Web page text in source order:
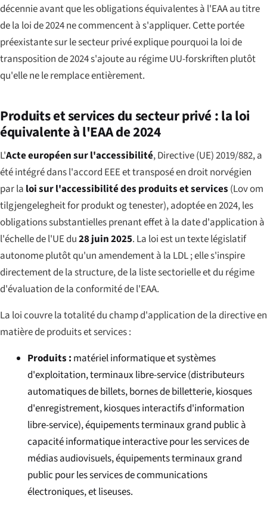
décennie avant que les obligations équivalentes à l'EAA au titre
de la loi de 2024 ne commencent à s'appliquer. Cette portée
préexistante sur le secteur privé explique pourquoi la loi de
transposition de 2024 s'ajoute au régime UU-forskriften plutôt
qu'elle ne le remplace entièrement.
Produits et services du secteur privé : la loi
équivalente à l'EAA de 2024
L'Acte européen sur l'accessibilité, Directive (UE) 2019/882, a
été intégré dans l'accord EEE et transposé en droit norvégien
par la loi sur l'accessibilité des produits et services (Lov om
tilgjengelegheit for produkt og tenester), adoptée en 2024, les
obligations substantielles prenant effet à la date d'application à
l'échelle de l'UE du28 juin 2025. La loi est un texte législatif
autonome plutôt qu'un amendement à la LDL ; elle s'inspire
directement de la structure, de la liste sectorielle et du régime
d'évaluation de la conformité de l'EAA.
La loi couvre la totalité du champ d'application de la directive en
matière de produits et services :
Produits : matériel informatique et systèmes
d'exploitation, terminaux libre-service (distributeurs
automatiques de billets, bornes de billetterie, kiosques
d'enregistrement, kiosques interactifs d'information
libre-service), équipements terminaux grand public à
capacité informatique interactive pour les services de
médias audiovisuels, équipements terminaux grand
public pour les services de communications
électroniques, et liseuses.